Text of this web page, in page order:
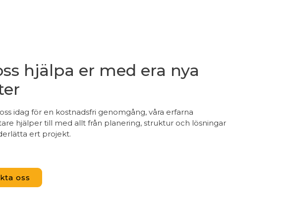
hjälpa er med era nya
idag för en kostnadsfri genomgång, våra erfarna
hjälper till med allt från planering, struktur och lösningar
ert projekt.
oss